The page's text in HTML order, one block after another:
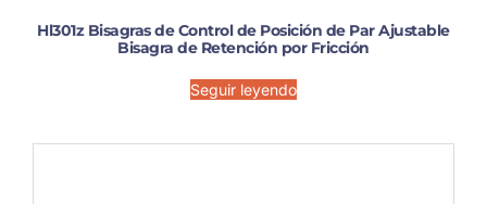
Hl301z Bisagras de Control de Posición de Par Ajustable
Bisagra de Retención por Fricción
Seguir leyendo